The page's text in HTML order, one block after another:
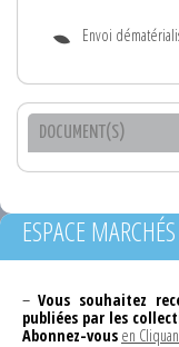
Envoi
DOCUMENT(S)
ESPACE
– Vous souhaitez
publiées par les
Abonnez-vous en